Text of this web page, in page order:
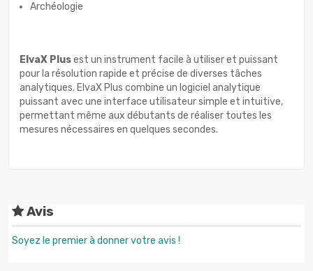
Archéologie
ElvaX Plusest un instrument facile à utiliser et puissant
pour la résolution rapide et précise de diverses tâches
analytiques. ElvaX Plus combine un logiciel analytique
puissant avec une interface utilisateur simple et intuitive,
permettant même aux débutants de réaliser toutes les
mesures nécessaires en quelques secondes.
Avis
Soyez le premier à donner votre avis !